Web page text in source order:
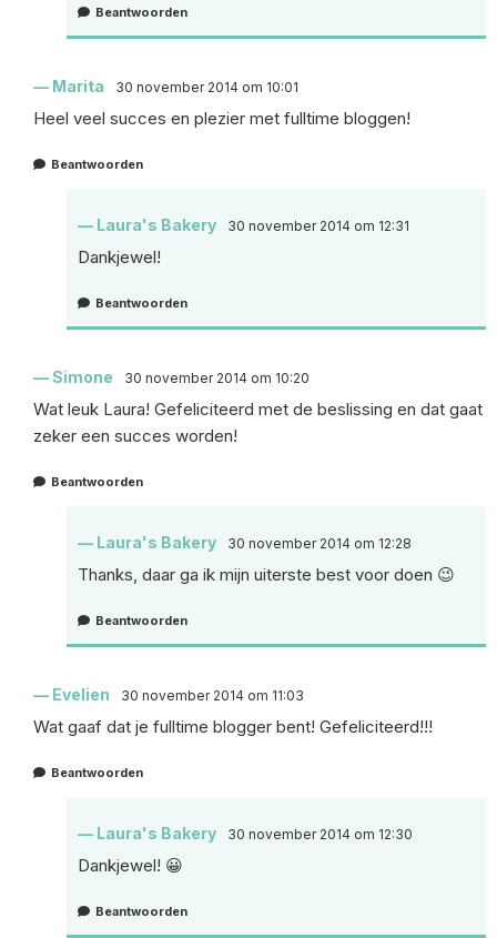
Beantwoorden
Marita 30 november 2014 om 10:01
Heel veel succes en plezier met fulltime bloggen!
Beantwoorden
Laura's Bakery 30 november 2014 om 12:31
Dankjewel!
Beantwoorden
Simone 30 november 2014 om 10:20
Wat leuk Laura! Gefeliciteerd met de beslissing en dat gaat
zeker een succes worden!
Beantwoorden
Laura's Bakery 30 november 2014 om 12:28
Thanks, daar ga ik mijn uiterste best voor doen 😉
Beantwoorden
Evelien 30 november 2014 om 11:03
Wat gaaf dat je fulltime blogger bent! Gefeliciteerd!!!
Beantwoorden
Laura's Bakery 30 november 2014 om 12:30
Dankjewel! 😀
Beantwoorden